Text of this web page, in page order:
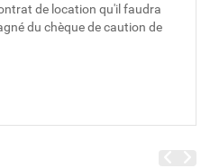
de location qu'il faudra
du chèque de caution de